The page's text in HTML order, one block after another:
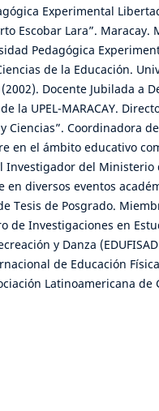
Experimental
Escobar Lara”. Maracay.
Pedagógica
de la Educación.
Docente Jubilada a
la UPEL-MARACAY.
Ciencias”. Coordinadora
en el ámbito educativo
Investigador del Ministerio
en diversos eventos
Tesis de Posgrado.
de Investigaciones en
y Danza
de Educación
Latinoamericana de